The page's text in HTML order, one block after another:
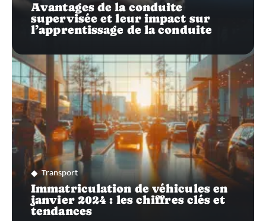
Avantages de la conduite
supervisée et leur impact sur
l’apprentissage de la conduite
Transport
Immatriculation de véhicules en
janvier 2024 : les chiffres clés et
tendances